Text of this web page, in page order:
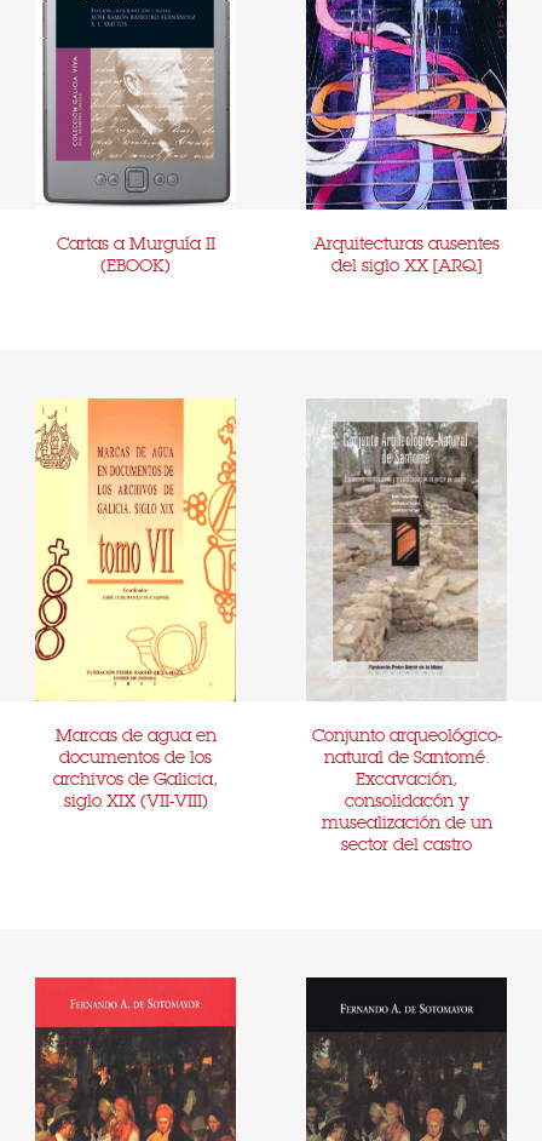
Cartas a Murguía II
(EBOOK)
Arquitecturas ausentes
del siglo XX [ARQ]
Marcas de agua en
documentos de los
archivos de Galicia,
siglo XIX (VII-VIII)
Conjunto arqueológico-
natural de Santomé.
Excavación,
consolidacón y
musealización de un
sector del castro